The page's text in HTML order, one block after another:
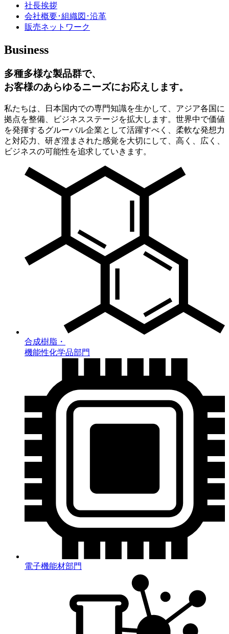
社長挨拶
会社概要･組織図･沿革
販売ネットワーク
Business
多種多様な製品群で、
お客様のあらゆるニーズにお応えします。
私たちは、日本国内での専門知識を生かして、アジア各国に
拠点を整備、ビジネスステージを拡大します。世界中で価値
を発揮するグルーバル企業として活躍すべく、柔軟な発想力
と対応力、研ぎ澄まされた感覚を大切にして、高く、広く、
ビジネスの可能性を追求していきます。
合成樹脂・
機能性化学品部門
電子機能材部門